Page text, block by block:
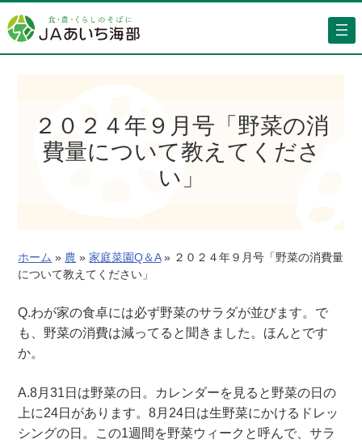
容
を
２０２４年９月号「野菜の消
費量について教えてくださ
い」
ホーム » 農 » 家庭菜園Q＆A » ２０２４年９月号「野菜の消費量
について教えてください」
Q.わが家の食卓には必ず野菜のサラダが並びます。で
も、野菜の消費は減ってると聞きました。ほんとです
か。
A.8月31日は野菜の日。カレンダーを見ると野菜の日の
上に24日があります。8月24日は生野菜にかけるドレッ
シングの日。この1週間を野菜ウィークと呼んで、サラ